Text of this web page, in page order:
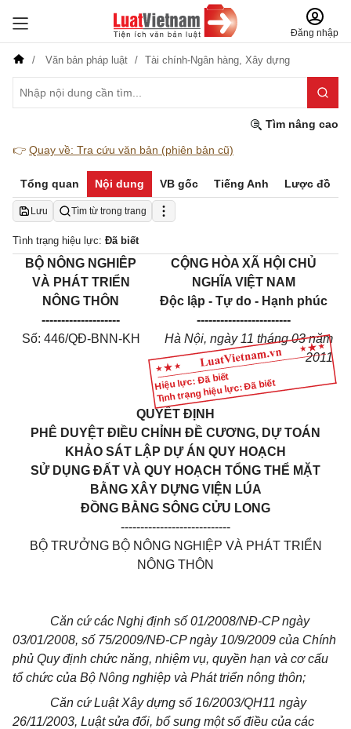
Đăng nhập
Văn bản pháp luật Tài chính-Ngân hàng, Xây dựng
Tìm nâng cao
👉 Quay về: Tra cứu văn bản (phiên bản cũ)
Tổng quan Nội dung VB gốc Tiếng Anh Lược đồ
Lưu Tìm từ trong trang
Tình trạng hiệu lực: Đã biết
Hiệu lực: Đã biết
Tình trạng hiệu lực: Đã biết
BỘ NÔNG NGHIÊP
VÀ PHÁT TRIỂN
NÔNG THÔN
--------------------
Số: 446/QĐ-BNN-KH
CỘNG HÒA XÃ HỘI CHỦ
NGHĨA VIỆT NAM
Độc lập - Tự do - Hạnh phúc
------------------------
Hà Nội, ngày 11 tháng 03 năm
2011
QUYẾT ĐỊNH
PHÊ DUYỆT ĐIỀU CHỈNH ĐỀ CƯƠNG, DỰ TOÁN
KHẢO SÁT LẬP DỰ ÁN QUY HOẠCH
SỬ DỤNG ĐẤT VÀ QUY HOẠCH TỔNG THỂ MẶT
BẰNG XÂY DỰNG VIỆN LÚA
ĐỒNG BẰNG SÔNG CỬU LONG
----------------------------
BỘ TRƯỞNG BỘ NÔNG NGHIỆP VÀ PHÁT TRIỂN
NÔNG THÔN
Căn cứ các Nghị định số 01/2008/NĐ-CP ngày
03/01/2008, số 75/2009/NĐ-CP ngày 10/9/2009 của Chính
phủ Quy định chức năng, nhiệm vụ, quyền hạn và cơ cấu
tổ chức của Bộ Nông nghiệp và Phát triển nông thôn;
Căn cứ Luật Xây dựng số 16/2003/QH11 ngày
26/11/2003, Luật sửa đổi, bổ sung một số điều của các